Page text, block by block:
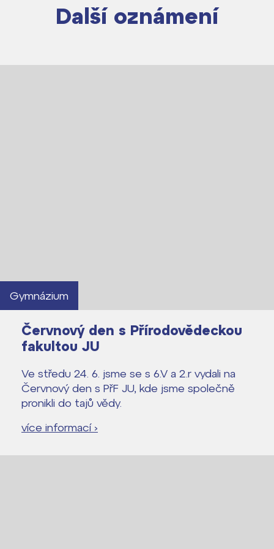
Další oznámení
Gymnázium
Červnový den s Přírodovědeckou
fakultou JU
Ve středu 24. 6. jsme se s 6.V a 2.r vydali na
Červnový den s PřF JU, kde jsme společně
pronikli do tajů vědy.
více informací ›